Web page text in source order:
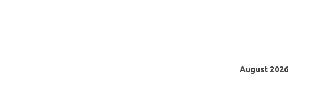
August 2026